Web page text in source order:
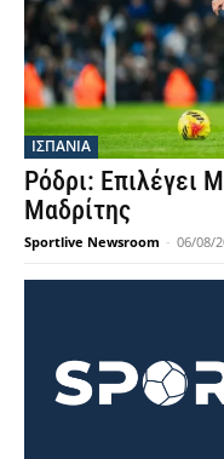
ΙΣΠΑΝΙΑ
Ρόδρι: Επιλέγει
Μαδρίτης
Sportlive Newsroom - 06/08/